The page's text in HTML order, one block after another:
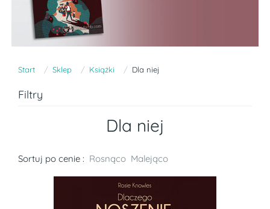
Start Sklep Książki Dla niej
Filtry
Dla niej
Sortuj po cenie : Rosnąco Malejąco